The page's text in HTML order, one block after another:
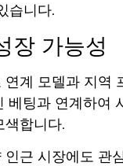
습니다.
장 가능성
연계 모델과 지역
베팅과 연계하여
색합니다.
인근 시장에도 관